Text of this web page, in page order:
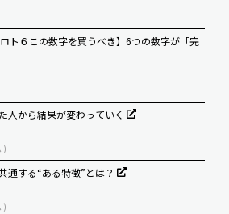
ト６この数字を買うべき】6つの数字が「完
人から結果が変わっていく
)
通する“ある特徴”とは？
)